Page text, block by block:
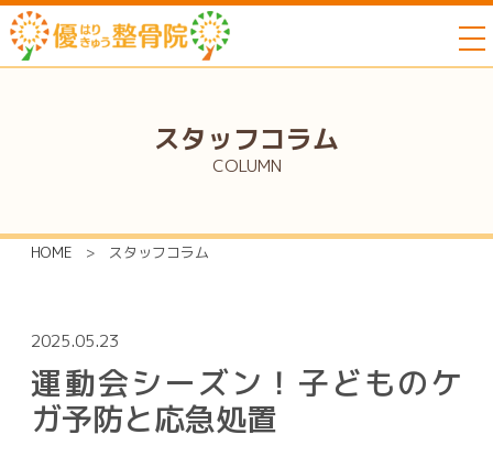
スタッフコラム
COLUMN
HOME > スタッフコラム
2025.05.23
運動会シーズン！子どものケ
ガ予防と応急処置